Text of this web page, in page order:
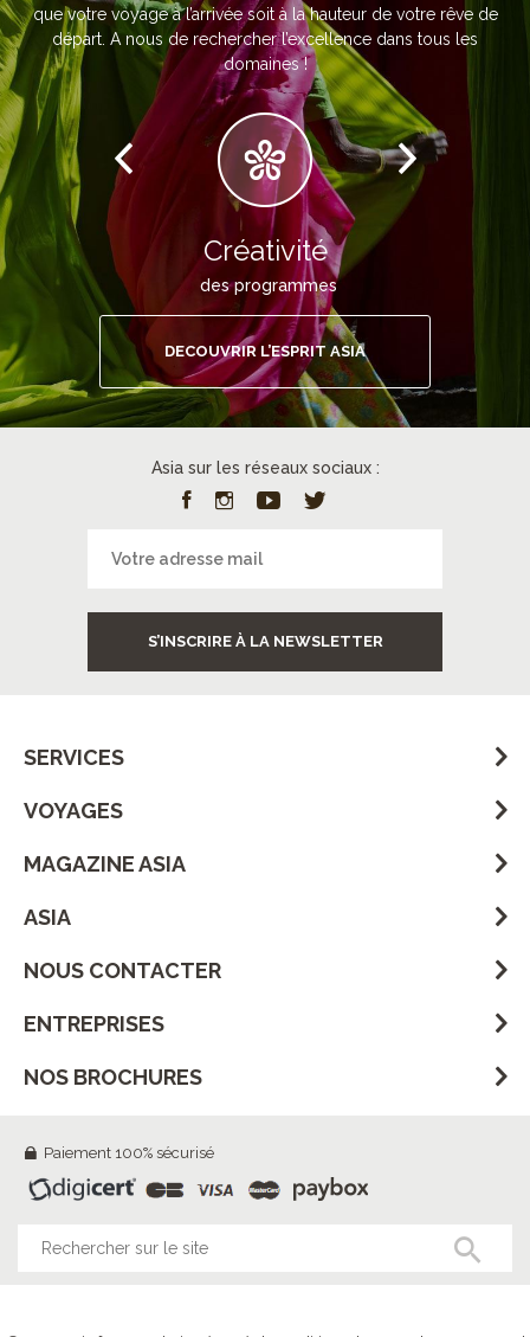
que votre voyage à l’arrivée soit à la hauteur de votre rêve de
départ. A nous de rechercher l’excellence dans tous les
domaines !
Créativité
des programmes
DECOUVRIR L’ESPRIT ASIA
Asia sur les réseaux sociaux :
S’INSCRIRE À LA NEWSLETTER
SERVICES
VOYAGES
MAGAZINE ASIA
ASIA
NOUS CONTACTER
ENTREPRISES
NOS BROCHURES
Paiement 100% sécurisé